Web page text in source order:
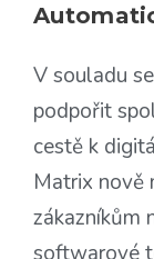
V souladu
podpořit
cestě k
Matrix nově
zákazníkům
softwarové